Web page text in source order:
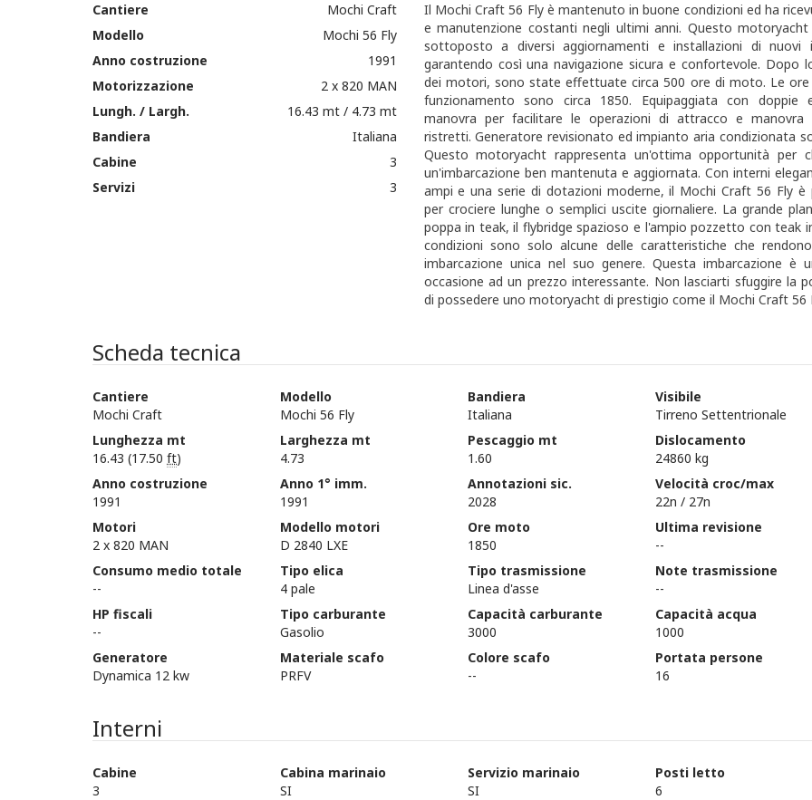
Cantiere
Mochi Craft
Modello
Mochi 56 Fly
Anno costruzione
1991
Motorizzazione
2 x 820 MAN
Lungh. / Largh.
16.43 mt / 4.73 mt
Bandiera
Italiana
Cabine
3
Servizi
3
Il Mochi Craft 56 Fly è mantenuto in buone condizioni ed ha
e manutenzione costanti negli ultimi anni. Questo
sottoposto a diversi aggiornamenti e installazioni di nuovi
garantendo così una navigazione sicura e confortevole. Dopo
dei motori, sono state effettuate circa 500 ore di moto. Le
funzionamento sono circa 1850. Equipaggiata con doppie
manovra per facilitare le operazioni di attracco e manovra
ristretti. Generatore revisionato ed impianto aria condizionata
Questo motoryacht rappresenta un'ottima opportunità per
un'imbarcazione ben mantenuta e aggiornata. Con interni
ampi e una serie di dotazioni moderne, il Mochi Craft 56 Fly
per crociere lunghe o semplici uscite giornaliere. La grande
poppa in teak, il flybridge spazioso e l'ampio pozzetto con teak
condizioni sono solo alcune delle caratteristiche che
imbarcazione unica nel suo genere. Questa imbarcazione è
occasione ad un prezzo interessante. Non lasciarti sfuggire la
di possedere uno motoryacht di prestigio come il Mochi Craft 56
Scheda tecnica
Cantiere
Mochi Craft
Lunghezza mt
16.43 (17.50 ft)
Anno costruzione
1991
Motori
2 x 820 MAN
Consumo medio totale
--
HP fiscali
--
Generatore
Dynamica 12 kw
Modello
Mochi 56 Fly
Larghezza mt
4.73
Anno 1° imm.
1991
Modello motori
D 2840 LXE
Tipo elica
4 pale
Tipo carburante
Gasolio
Materiale scafo
PRFV
Bandiera
Italiana
Pescaggio mt
1.60
Annotazioni sic.
2028
Ore moto
1850
Tipo trasmissione
Linea d'asse
Capacità carburante
3000
Colore scafo
--
Visibile
Tirreno Settentrionale
Dislocamento
24860 kg
Velocità croc/max
22n / 27n
Ultima revisione
--
Note trasmissione
--
Capacità acqua
1000
Portata persone
16
Interni
Cabine
3
Cabina marinaio
SI
Servizio marinaio
SI
Posti letto
6